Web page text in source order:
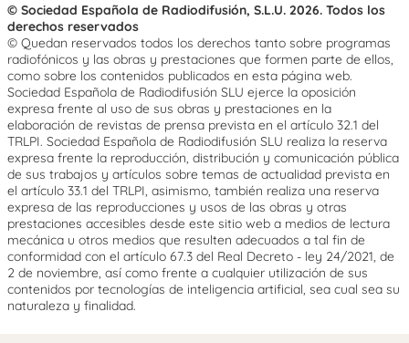
© Sociedad Española de Radiodifusión, S.L.U. 2026. Todos los
derechos reservados
© Quedan reservados todos los derechos tanto sobre programas
radiofónicos y las obras y prestaciones que formen parte de ellos,
como sobre los contenidos publicados en esta página web.
Sociedad Española de Radiodifusión SLU ejerce la oposición
expresa frente al uso de sus obras y prestaciones en la
elaboración de revistas de prensa prevista en el artículo 32.1 del
TRLPI. Sociedad Española de Radiodifusión SLU realiza la reserva
expresa frente la reproducción, distribución y comunicación pública
de sus trabajos y artículos sobre temas de actualidad prevista en
el artículo 33.1 del TRLPI, asimismo, también realiza una reserva
expresa de las reproducciones y usos de las obras y otras
prestaciones accesibles desde este sitio web a medios de lectura
mecánica u otros medios que resulten adecuados a tal fin de
conformidad con el artículo 67.3 del Real Decreto - ley 24/2021, de
2 de noviembre, así como frente a cualquier utilización de sus
contenidos por tecnologías de inteligencia artificial, sea cual sea su
naturaleza y finalidad.